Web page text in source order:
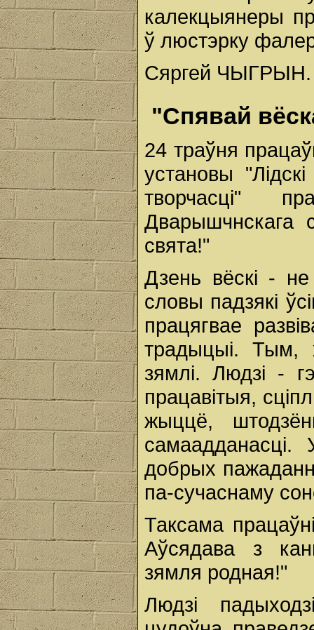
калекцыянеры
ў люстэрку
Сяргей ЧЫГРЫН.
"Спявай
24 траўня
установы
творчасці"
Дварышчнскага
свята!"
Дзень вёскі -
словы падзякі
працягвае
традыцыі. Тым,
зямлі. Людзі -
працавітыя,
жыццё,
добрых
па-сучаснаму
Таксама
Аўсядава з
зямля родная!"
Людзі